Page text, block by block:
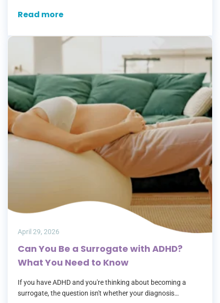
with…
Read more
April 29, 2026
Can You Be a Surrogate with ADHD?
What You Need to Know
If you have ADHD and you're thinking about becoming a
surrogate, the question isn't whether your diagnosis